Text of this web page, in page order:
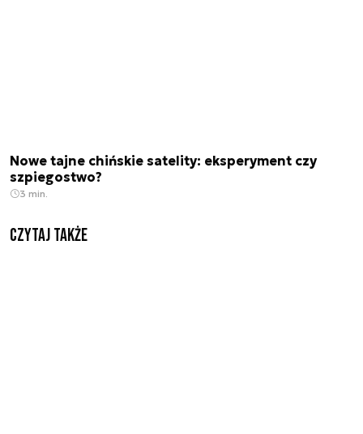
Nowe tajne chińskie satelity: eksperyment czy
szpiegostwo?
3 min.
Czytaj także